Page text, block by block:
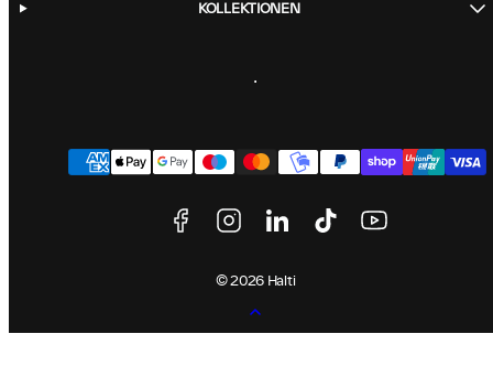
KOLLEKTIONEN
Zahlungsarten
© 2026 Halti